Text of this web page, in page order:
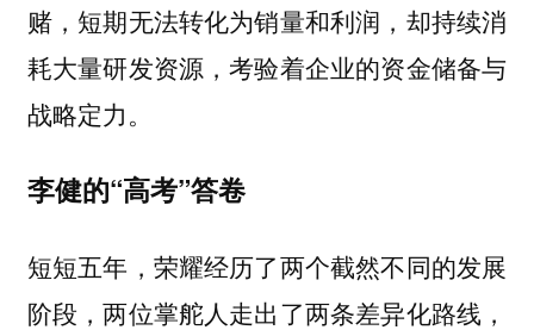
赌，短期无法转化为销量和利润，却持续消
耗大量研发资源，考验着企业的资金储备与
战略定力。
李健的“高考”答卷
短短五年，荣耀经历了两个截然不同的发展
阶段，两位掌舵人走出了两条差异化路线，